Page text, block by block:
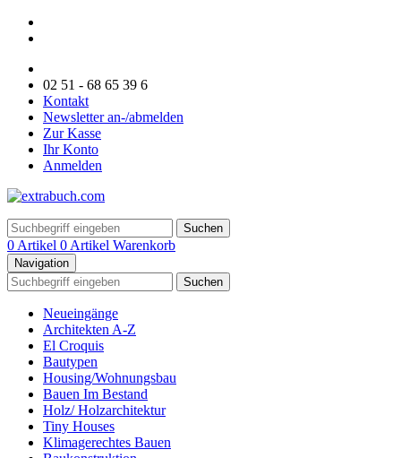
02 51 - 68 65 39 6
Kontakt
Newsletter an-/abmelden
Zur Kasse
Ihr Konto
Anmelden
Suchen
0 Artikel 0 Artikel Warenkorb
Navigation
Suchen
Neueingänge
Architekten A-Z
El Croquis
Bautypen
Housing/Wohnungsbau
Bauen Im Bestand
Holz/ Holzarchitektur
Tiny Houses
Klimagerechtes Bauen